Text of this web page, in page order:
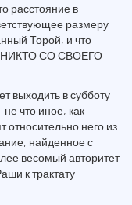
расстояние в
размеру
Торой, и что
НИКТО СО СВОЕГО
выходить в субботу
что иное, как
относительно него из
найденное с
весомый авторитет
к трактату